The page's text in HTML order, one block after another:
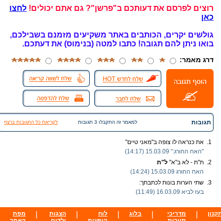
רוצים לפרסם את דעותכם ב"פרשן"? גם אתם יכולים! לחצו
כאן
גולשים יקרים, הכותבים באתר משקיעים מזמנם בשבילכם,
בואו ניתן להם תגובה! כתבו למטה (בנימוס) את דעתכם.
דרג מאמר:
תגובות למאמר זה התקבלו 3 תגובות לקריאת כל התגובות ברצף
1.
את כנראה לו צופה ב"מאני טיים"
"האח החורג:" 15.03.09 (14:17)
2.
ת"ת - לא ב"א" ל"ת
האח החורג 15.03.09 (14:24)
3.
שתי הערות בונות לכתבתך:
בעז לביא 16.03.09 (11:49)
מדריכי
בלוג
לוח
הצגות
מפת